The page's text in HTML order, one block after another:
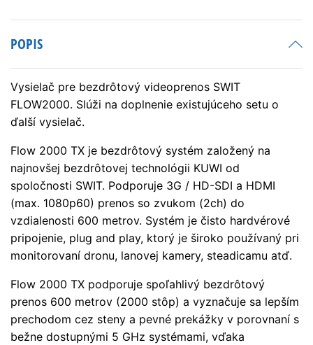
POPIS
Vysielač pre bezdrôtový videoprenos SWIT
FLOW2000. Slúži na doplnenie existujúceho setu o
ďalší vysielač.
Flow 2000 TX je bezdrôtový systém založený na
najnovšej bezdrôtovej technológii KUWI od
spoločnosti SWIT. Podporuje 3G / HD-SDI a HDMI
(max. 1080p60) prenos so zvukom (2ch) do
vzdialenosti 600 metrov. Systém je čisto hardvérové
pripojenie, plug and play, ktorý je široko používaný pri
monitorovaní dronu, lanovej kamery, steadicamu atď.
Flow 2000 TX podporuje spoľahlivý bezdrôtový
prenos 600 metrov (2000 stôp) a vyznačuje sa lepším
prechodom cez steny a pevné prekážky v porovnaní s
bežne dostupnými 5 GHz systémami, vďaka